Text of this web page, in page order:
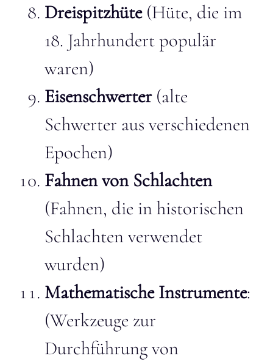
Dreispitzhüte(Hüte, die im
18. Jahrhundert populär
waren)
Eisenschwerter(alte
Schwerter aus verschiedenen
Epochen)
Fahnen von Schlachten
(Fahnen, die in historischen
Schlachten verwendet
wurden)
Mathematische Instrumente:
(Werkzeuge zur
Durchführung von